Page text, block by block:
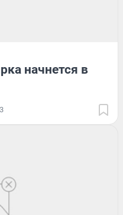
начнется в
3